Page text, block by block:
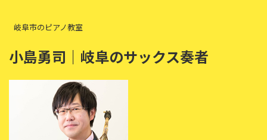
岐阜市のピアノ教室
小島勇司｜岐阜のサックス奏者